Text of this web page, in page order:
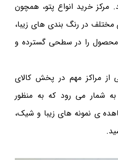
مرکز خرید انواع پتو، همچون
مختلف در رنگ بندی های زیبا،
محصول را در سطحی گسترده و
از مراکز مهم در پخش کالای
شمار می رود که به منظور
ی نمونه های زیبا و شیک،